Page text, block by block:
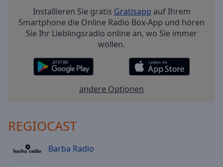
Installieren Sie gratis Gratisapp auf Ihrem
Smartphone die Online Radio Box-App und hören
Sie Ihr Lieblingsradio online an, wo Sie immer
wollen.
andere Optionen
REGIOCAST
Barba Radio